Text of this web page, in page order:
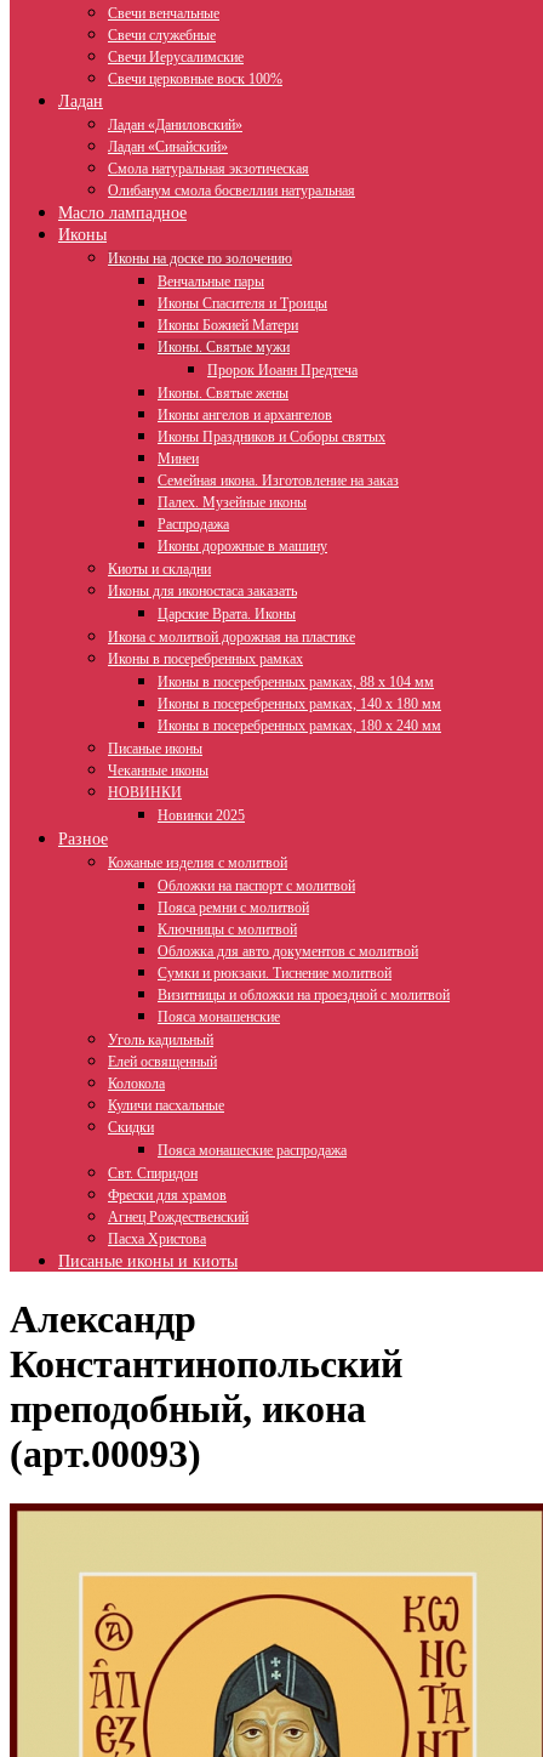
Свечи венчальные
Свечи служебные
Свечи Иерусалимские
Свечи церковные воск 100%
Ладан
Ладан «Даниловский»
Ладан «Синайский»
Смола натуральная экзотическая
Олибанум смола босвеллии натуральная
Масло лампадное
Иконы
Иконы на доске по золочению
Венчальные пары
Иконы Спасителя и Троицы
Иконы Божией Матери
Иконы. Святые мужи
Пророк Иоанн Предтеча
Иконы. Святые жены
Иконы ангелов и архангелов
Иконы Праздников и Соборы святых
Минеи
Семейная икона. Изготовление на заказ
Палех. Музейные иконы
Распродажа
Иконы дорожные в машину
Киоты и складни
Иконы для иконостаса заказать
Царские Врата. Иконы
Икона с молитвой дорожная на пластике
Иконы в посеребренных рамках
Иконы в посеребренных рамках, 88 х 104 мм
Иконы в посеребренных рамках, 140 х 180 мм
Иконы в посеребренных рамках, 180 х 240 мм
Писаные иконы
Чеканные иконы
НОВИНКИ
Новинки 2025
Разное
Кожаные изделия с молитвой
Обложки на паспорт с молитвой
Пояса ремни с молитвой
Ключницы с молитвой
Обложка для авто документов с молитвой
Сумки и рюкзаки. Тиснение молитвой
Визитницы и обложки на проездной с молитвой
Пояса монашенские
Уголь кадильный
Елей освященный
Колокола
Куличи пасхальные
Скидки
Пояса монашеские распродажа
Свт. Спиридон
Фрески для храмов
Агнец Рождественский
Пасха Христова
Писаные иконы и киоты
Александр
Константинопольский
преподобный, икона
(арт.00093)